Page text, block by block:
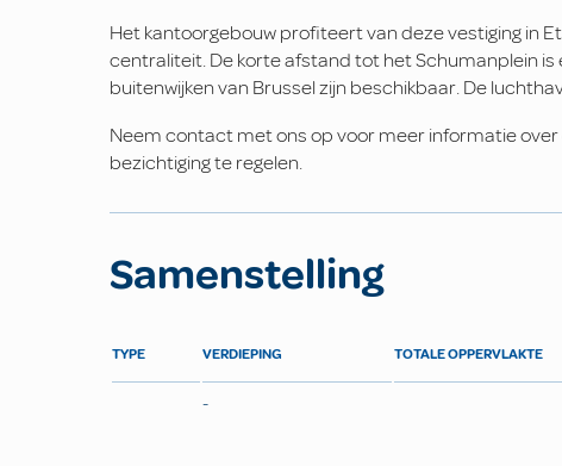
Het kantoorgebouw profiteert van deze vestiging in
centraliteit. De korte afstand tot het Schumanplein
buitenwijken van Brussel zijn beschikbaar. De
Neem contact met ons op voor meer informatie
bezichtiging te regelen.
Samenstelling
TYPE VERDIEPING TOTALE OPPERVLAKTE
-